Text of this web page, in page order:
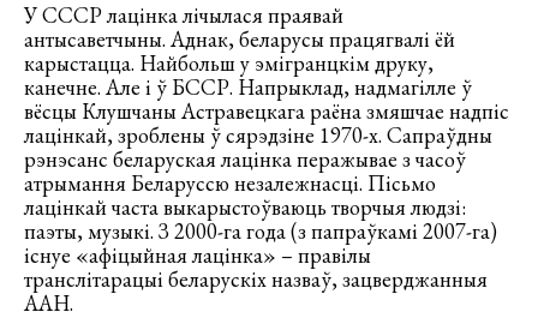
У СССР лацінка лічылася праявай
антысаветчыны. Аднак, беларусы працягвалі ёй
карыстацца. Найбольш у эмігранцкім друку,
канечне. Але і ў БССР. Напрыклад, надмагілле ў
вёсцы Клушчаны Астравецкага раёна змяшчае надпіс
лацінкай, зроблены ў сярэдзіне 1970-х. Сапраўдны
рэнэсанс беларуская лацінка перажывае з часоў
атрымання Беларуссю незалежнасці. Пісьмо
лацінкай часта выкарыстоўваюць творчыя людзі:
паэты, музыкі. З 2000-га года (з папраўкамі 2007-га)
існуе «афіцыйная лацінка» – правілы
транслітарацыі беларускіх назваў, зацверджанныя
ААН.